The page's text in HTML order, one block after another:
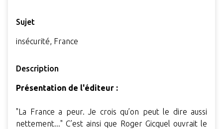
Sujet
insécurité, France
Description
Présentation de l'éditeur :
"La France a peur. Je crois qu’on peut le dire aussi
nettement..." C’est ainsi que Roger Gicquel ouvrait le